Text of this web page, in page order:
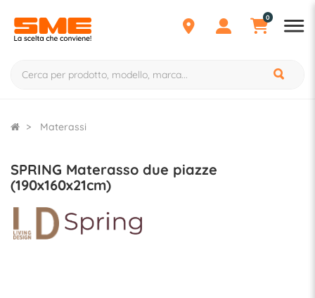
0
Materassi
SPRING Materasso due piazze
(190x160x21cm)